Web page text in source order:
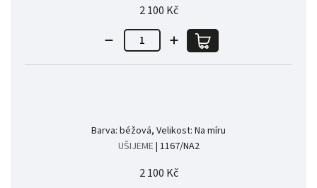
2 100 Kč
Barva: béžová, Velikost: Na míru
UŠIJEME| 1167/NA2
2 100 Kč